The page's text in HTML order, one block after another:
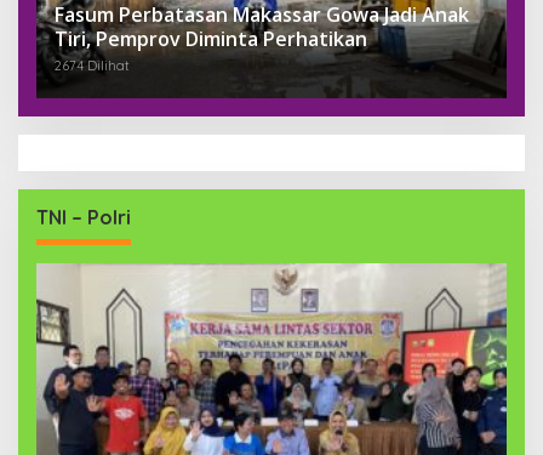
Fasum Perbatasan Makassar Gowa Jadi Anak
Tiri, Pemprov Diminta Perhatikan
2674 Dilihat
TNI – Polri